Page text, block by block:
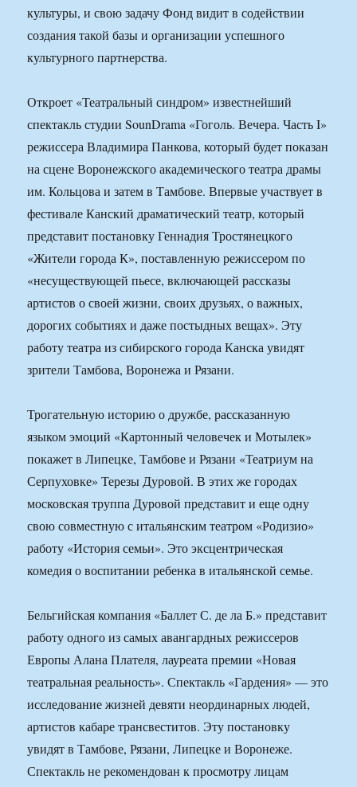
культуры, и свою задачу Фонд видит в содействии
создания такой базы и организации успешного
культурного партнерства.
Откроет «Театральный синдром» известнейший
спектакль студии SounDrama «Гоголь. Вечера. Часть I»
режиссера Владимира Панкова, который будет показан
на сцене Воронежского академического театра драмы
им. Кольцова и затем в Тамбове. Впервые участвует в
фестивале Канский драматический театр, который
представит постановку Геннадия Тростянецкого
«Жители города К», поставленную режиссером по
«несуществующей пьесе, включающей рассказы
артистов о своей жизни, своих друзьях, о важных,
дорогих событиях и даже постыдных вещах». Эту
работу театра из сибирского города Канска увидят
зрители Тамбова, Воронежа и Рязани.
Трогательную историю о дружбе, рассказанную
языком эмоций «Картонный человечек и Мотылек»
покажет в Липецке, Тамбове и Рязани «Театриум на
Серпуховке» Терезы Дуровой. В этих же городах
московская труппа Дуровой представит и еще одну
свою совместную с итальянским театром «Родизио»
работу «История семьи». Это эксцентрическая
комедия о воспитании ребенка в итальянской семье.
Бельгийская компания «Баллет С. де ла Б.» представит
работу одного из самых авангардных режиссеров
Европы Алана Плателя, лауреата премии «Новая
театральная реальность». Спектакль «Гардения» — это
исследование жизней девяти неординарных людей,
артистов кабаре трансвеститов. Эту постановку
увидят в Тамбове, Рязани, Липецке и Воронеже.
Спектакль не рекомендован к просмотру лицам